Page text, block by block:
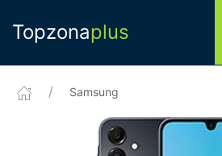
Topzonaplus
Samsung